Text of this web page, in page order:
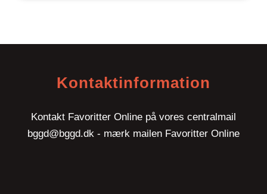
Kontaktinformation
Kontakt Favoritter Online på vores centralmail
bggd@bggd.dk - mærk mailen Favoritter Online